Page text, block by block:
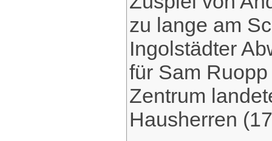
zu lange am
Ingolstädter
für Sam
Zentrum
Hausherren